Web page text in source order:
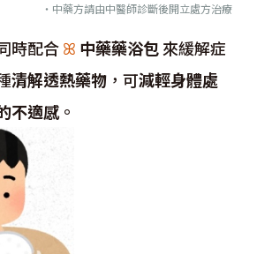
・中藥方請由中醫師診斷後開立處方治療
時配合ꕤ 中藥藥浴包來緩解症
清解透熱藥物 ，可減輕身體處
不適感。